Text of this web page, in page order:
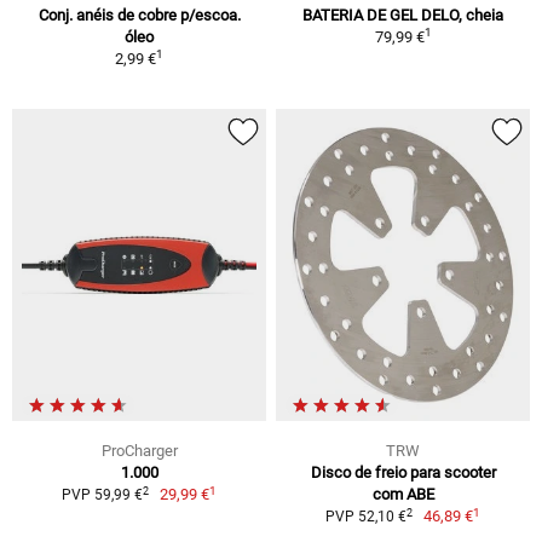
Conj. anéis de cobre p/escoa.
óleo
2,99 €1
BATERIA DE GEL DELO, cheia
79,99 €1
ProCharger
1.000
PVP 59,99 €2 29,99 €1
TRW
Disco de freio para scooter
com ABE
PVP 52,10 €2 46,89 €1